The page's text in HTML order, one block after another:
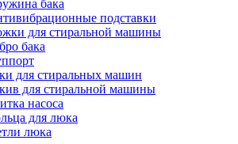
бака
подставки
для стиральной машины
бака
для стиральных машин
для стиральной машины
насоса
для люка
люка